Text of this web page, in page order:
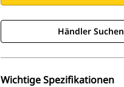
Händler Suchen
Wichtige Spezifikationen